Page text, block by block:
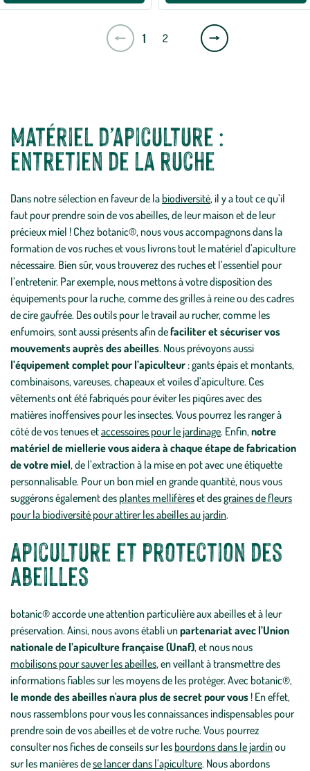
1 2
Page
suivante
Matériel d’apiculture :
entretien de la ruche
Dans notre sélection en faveur de la biodiversité, il y a tout ce qu’il
faut pour prendre soin de vos abeilles, de leur maison et de leur
précieux miel ! Chez botanic®, nous vous accompagnons dans la
formation de vos ruches et vous livrons tout le matériel d’apiculture
nécessaire. Bien sûr, vous trouverez des ruches et l’essentiel pour
l’entretenir. Par exemple, nous mettons à votre disposition des
équipements pour la ruche, comme des grilles à reine ou des cadres
de cire gaufrée. Des outils pour le travail au rucher, comme les
enfumoirs, sont aussi présents afin defaciliter et sécuriser vos
mouvements auprès des abeilles. Nous prévoyons aussi
l’équipement complet pour l’apiculteur : gants épais et montants,
combinaisons, vareuses, chapeaux et voiles d’apiculture. Ces
vêtements ont été fabriqués pour éviter les piqûres avec des
matières inoffensives pour les insectes. Vous pourrez les ranger à
côté de vos tenues etaccessoires pour le jardinage. Enfin,notre
matériel de miellerie vous aidera à chaque étape de fabrication
de votre miel, de l’extraction à la mise en pot avec une étiquette
personnalisable. Pour un bon miel en grande quantité, nous vous
suggérons également des plantes mellifèreset desgraines de fleurs
pour la biodiversité pour attirer les abeilles au jardin.
Apiculture et protection des
abeilles
botanic® accorde une attention particulière aux abeilles et à leur
préservation. Ainsi, nous avons établi unpartenariat avec l’Union
nationale de l’apiculture française (Unaf), et nous nous
mobilisons pour sauver les abeilles, en veillant à transmettre des
informations fiables sur les moyens de les protéger. Avec botanic®,
le monde des abeilles n'aura plus de secret pour vous ! En effet,
nous rassemblons pour vous les connaissances indispensables pour
prendre soin de vos abeilles et de votre ruche. Vous pourrez
consulter nos fiches de conseils sur les bourdons dans le jardinou
sur les manières dese lancer dans l’apiculture. Nous abordons